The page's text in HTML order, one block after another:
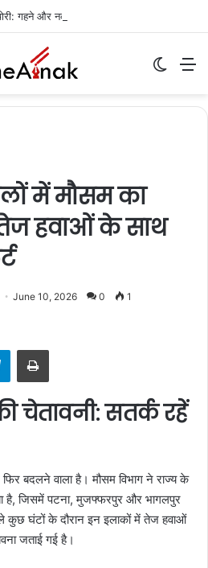
गहने और नकदी गायब, पुलिस जांच में जुटी
में मौसम का
हवाओं के साथ
June 10, 2026 0 1
Telegram
चेतावनी: सतर्क रहें
फिर बदलने वाला है। मौसम विभाग ने राज्य के
है, जिसमें पटना, मुजफ्फरपुर और भागलपुर
घंटों के दौरान इन इलाकों में तेज हवाओं
जताई गई है।